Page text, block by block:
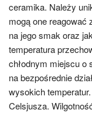
ceramika. Należy
mogą one reagować
na jego smak oraz
temperatura
chłodnym miejscu o
na bezpośrednie
wysokich
Celsjusza.